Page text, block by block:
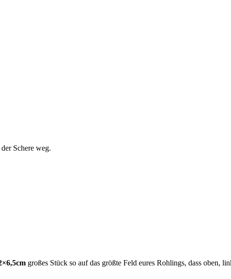
Schere weg.
großes Stück so auf das größte Feld eures Rohlings, dass oben,